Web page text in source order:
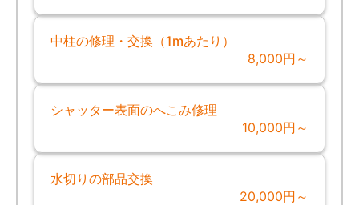
中柱の修理・交換（1mあたり）
8,000円～
シャッター表面のへこみ修理
10,000円～
水切りの部品交換
20,000円～